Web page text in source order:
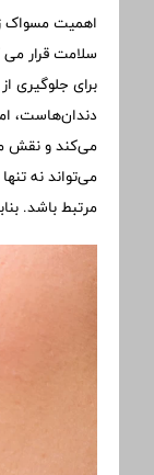
اهمیت مسواک
سلامت قرار می
برای جلوگیری
دندان‌هاست،
می‌کند و نقش
می‌تواند نه
مرتبط باشد.